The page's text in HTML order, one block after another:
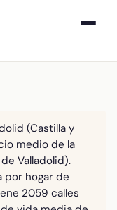
(Castilla y
medio de la
Valladolid).
por hogar de
2059 calles